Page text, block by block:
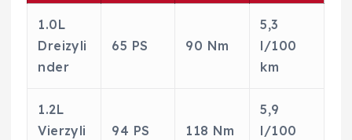
1.0L
Dreizyli
nder
65 PS 90 Nm
5,3
l/100
km
1.2L
Vierzyli
94 PS 118 Nm
5,9
l/100